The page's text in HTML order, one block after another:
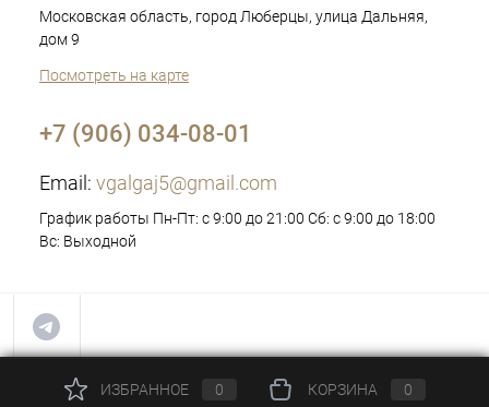
Московская область, город Люберцы, улица Дальняя,
дом 9
Посмотреть на карте
+7 (906) 034-08-01
Email: vgalgaj5@gmail.com
График работы Пн-Пт: с 9:00 до 21:00 Сб: с 9:00 до 18:00
Вс: Выходной
ИЗБРАННОЕ 0 КОРЗИНА 0